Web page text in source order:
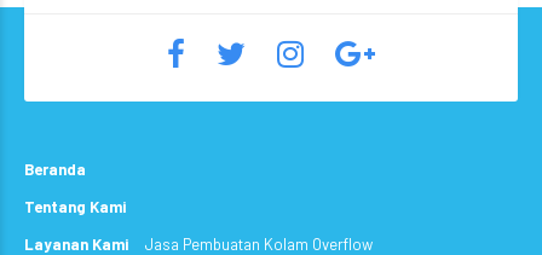
Beranda
Tentang Kami
Layanan Kami
Jasa Pembuatan Kolam Overflow